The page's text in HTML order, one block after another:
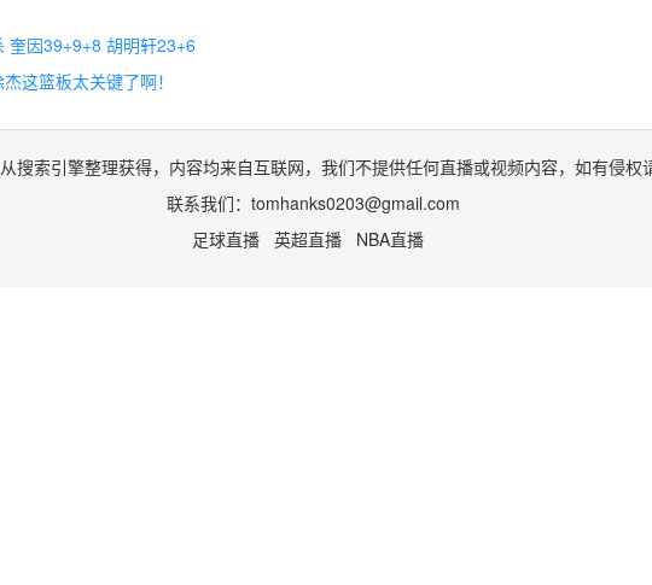
奎因39+9+8 胡明轩23+6
这篮板太关键了啊！
搜索引擎整理获得，内容均来自互联网，我们不提供任何直播或视频内容，如有侵权
联系我们： tomhanks0203@gmail.com
足球直播 英超直播 NBA直播